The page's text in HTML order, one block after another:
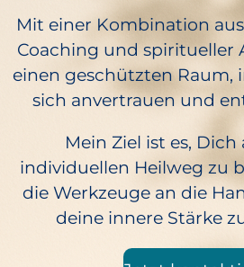
Mit einer Kombination
Coaching und spiritueller
einen geschützten Raum,
sich anvertrauen und
Mein Ziel ist es,
individuellen Heilweg zu
die Werkzeuge an die
deine innere Stärke